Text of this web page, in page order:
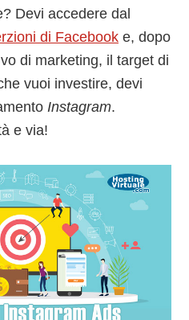
Devi accedere dal
di Facebook e, dopo
di marketing, il target di
vuoi investire, devi
Instagram.
e via!